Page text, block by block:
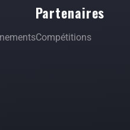
Partenaires
Compétitions